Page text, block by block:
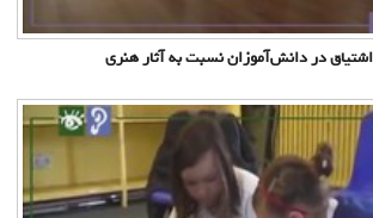
اشتیاق در دانش‌آموزان نسبت به آثار هنری